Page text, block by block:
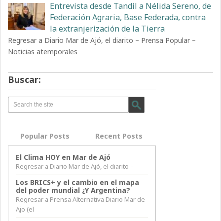
Entrevista desde Tandil a Nélida Sereno, de
Federación Agraria, Base Federada, contra
la extranjerización de la Tierra
Regresar a Diario Mar de Ajó, el diarito – Prensa Popular –
Noticias atemporales
Buscar:
Popular Posts Recent Posts
El Clima HOY en Mar de Ajó
Regresar a Diario Mar de Ajó, el diarito –
Los BRICS+ y el cambio en el mapa
del poder mundial ¿Y Argentina?
Regresar a Prensa Alternativa Diario Mar de
Ajo (el